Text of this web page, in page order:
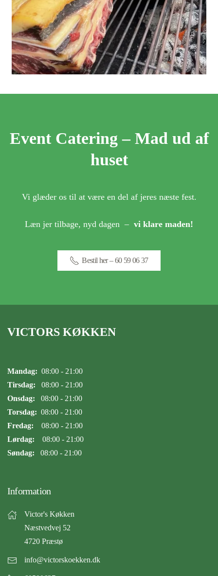
Event Catering – Mad ud af
huset
Vi glæder os til at være en del af jeres næste fest.
Læn jer tilbage, nyd dagen – vi klare maden!
Bestil her – 60 59 06 37
VICTORS KØKKEN
Mandag: 08:00 - 21:00
Tirsdag:
08:00 - 21:00
Onsdag: 08:00 - 21:00
Torsdag: 08:00 - 21:00
Fredag: 08:00 - 21:00
Lørdag: 08:00 - 21:00
Søndag: 08:00 - 21:00
Information
Victor's Køkken
Næstvedvej 52
4720 Præstø
info@victorskoekken.dk